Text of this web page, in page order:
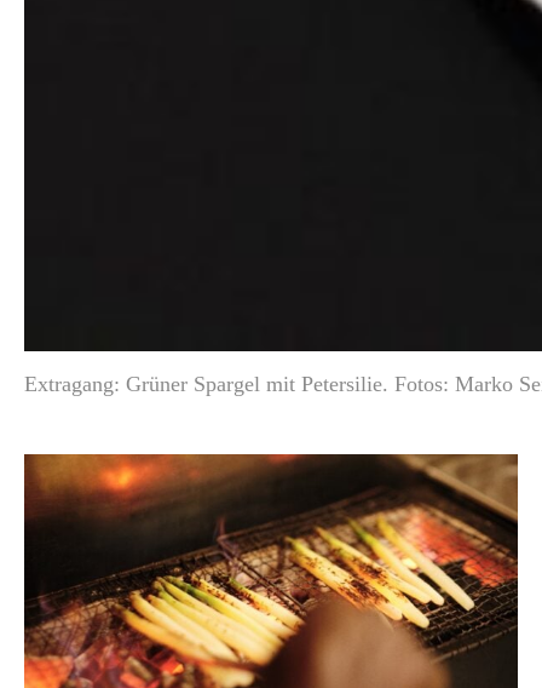
Extragang: Grüner Spargel mit Petersilie. Fotos: Marko